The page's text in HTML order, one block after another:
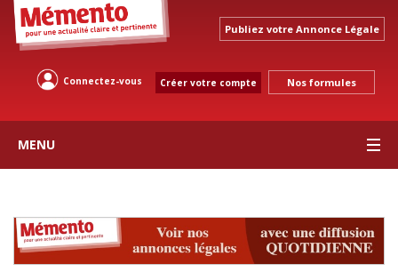
Publiez votre Annonce Légale
Connectez-vous Créer votre compte Nos formules
MENU